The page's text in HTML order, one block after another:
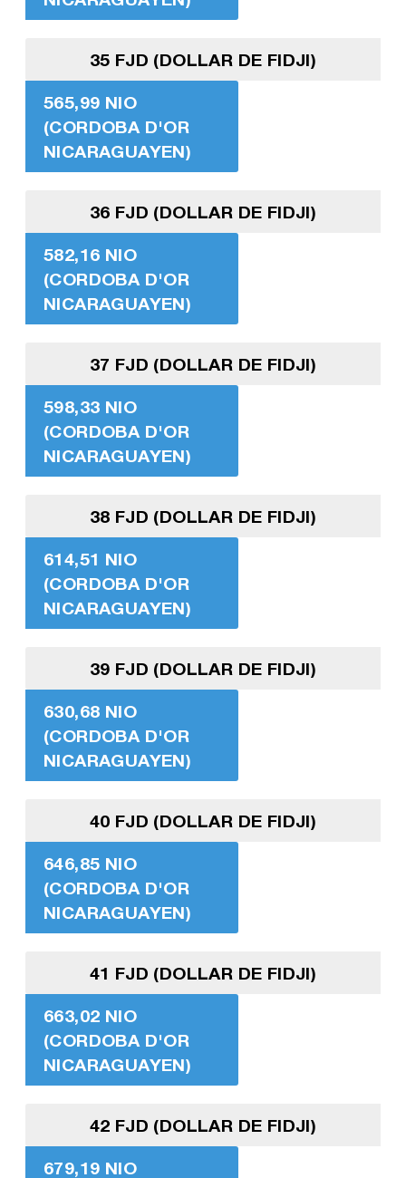
35 FJD (DOLLAR DE FIDJI)
565,99 NIO
(CORDOBA D'OR
NICARAGUAYEN)
36 FJD (DOLLAR DE FIDJI)
582,16 NIO
(CORDOBA D'OR
NICARAGUAYEN)
37 FJD (DOLLAR DE FIDJI)
598,33 NIO
(CORDOBA D'OR
NICARAGUAYEN)
38 FJD (DOLLAR DE FIDJI)
614,51 NIO
(CORDOBA D'OR
NICARAGUAYEN)
39 FJD (DOLLAR DE FIDJI)
630,68 NIO
(CORDOBA D'OR
NICARAGUAYEN)
40 FJD (DOLLAR DE FIDJI)
646,85 NIO
(CORDOBA D'OR
NICARAGUAYEN)
41 FJD (DOLLAR DE FIDJI)
663,02 NIO
(CORDOBA D'OR
NICARAGUAYEN)
42 FJD (DOLLAR DE FIDJI)
679,19 NIO